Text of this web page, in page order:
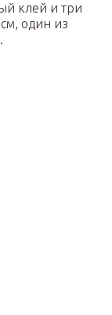
клей и три
один из